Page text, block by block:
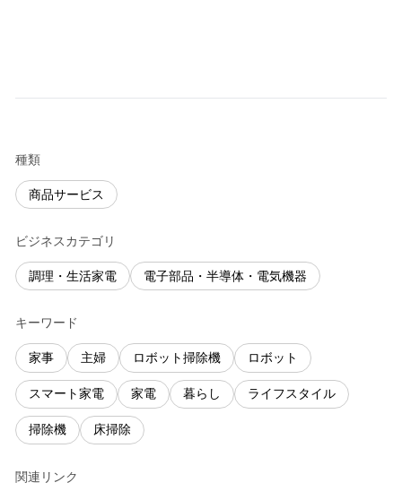
種類
商品サービス
ビジネスカテゴリ
調理・生活家電 電子部品・半導体・電気機器
キーワード
家事 主婦 ロボット掃除機 ロボット
スマート家電 家電 暮らし ライフスタイル
掃除機 床掃除
関連リンク